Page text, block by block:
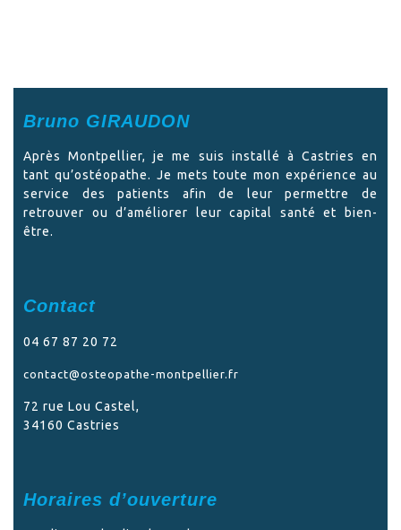
Bruno GIRAUDON
Après Montpellier, je me suis installé à Castries en
tant qu’ostéopathe. Je mets toute mon expérience au
service des patients afin de leur permettre de
retrouver ou d’améliorer leur capital santé et bien-
être.
Contact
04 67 87 20 72
contact@osteopathe-montpellier.fr
72 rue Lou Castel,
34160 Castries
Horaires d’ouverture